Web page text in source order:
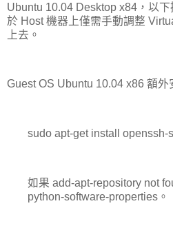
Ubuntu 10.04 Desktop x84，以下
於 Host 機器上僅需手動調整
上去。
Guest OS Ubuntu 10.04 x86 額外
sudo apt-get install openssh-
如果 add-apt-repository not
python-software-properties。